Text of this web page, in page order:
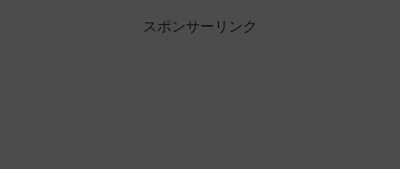
スポンサーリンク